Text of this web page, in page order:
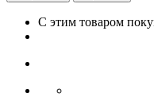
С этим товаром